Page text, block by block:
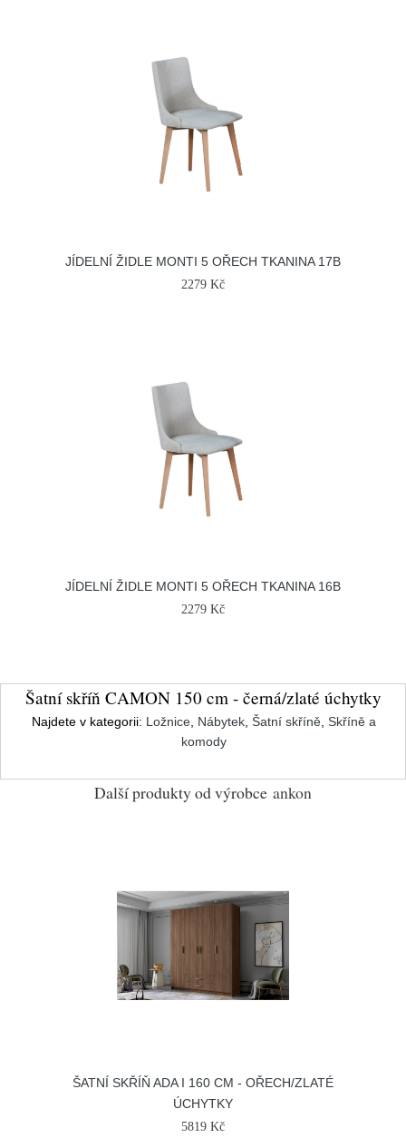
JÍDELNÍ ŽIDLE MONTI 5 OŘECH TKANINA 17B
2279 Kč
JÍDELNÍ ŽIDLE MONTI 5 OŘECH TKANINA 16B
2279 Kč
Šatní skříň CAMON 150 cm - černá/zlaté úchytky
Najdete v kategorii: Ložnice Nábytek Šatní skříně Skříně a
komody
Další produkty od výrobce ankon
ŠATNÍ SKŘÍŇ ADA I 160 CM - OŘECH/ZLATÉ
ÚCHYTKY
5819 Kč